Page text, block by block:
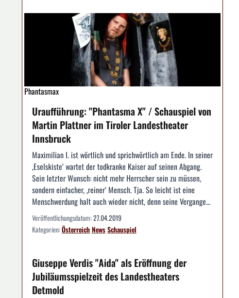
Phantasmax
Uraufführung: "Phantasma X" / Schauspiel von
Martin Plattner im Tiroler Landestheater
Innsbruck
Maximilian I. ist wörtlich und sprichwörtlich am Ende. In seiner
‚Eselskiste‘ wartet der todkranke Kaiser auf seinen Abgang.
Sein letzter Wunsch: nicht mehr Herrscher sein zu müssen,
sondern einfacher, ‚reiner‘ Mensch. Tja. So leicht ist eine
Menschwerdung halt auch wieder nicht, denn seine Vergange...
Veröffentlichungsdatum:27.04.2019
Kategorien:ÖsterreichNewsSchauspiel
Giuseppe Verdis "Aida" als Eröffnung der
Jubiläumsspielzeit des Landestheaters
Detmold